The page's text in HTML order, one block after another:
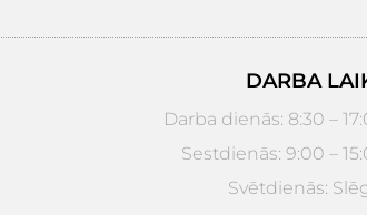
DARBA
Darba dienās: 8:30 –
Sestdienās: 9:00 –
Svētdienās: